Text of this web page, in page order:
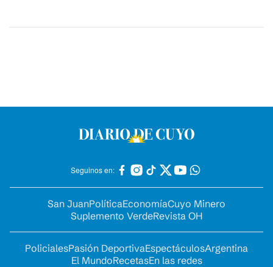
Seguinos en:
San JuanPolíticaEconomíaCuyo Minero
Suplemento VerdeRevista OH
PolicialesPasión DeportivaEspectáculosArgentina
El MundoRecetasEn las redes